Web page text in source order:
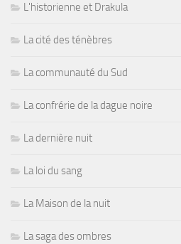
L'historienne et Drakula
La cité des ténèbres
La communauté du Sud
La confrérie de la dague noire
La dernière nuit
La loi du sang
La Maison de la nuit
La saga des ombres